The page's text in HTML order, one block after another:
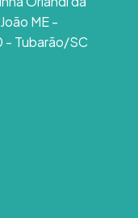
ME -
Tubarão/SC